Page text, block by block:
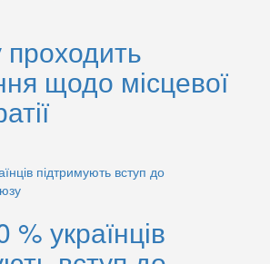
щодо місцевої
українців